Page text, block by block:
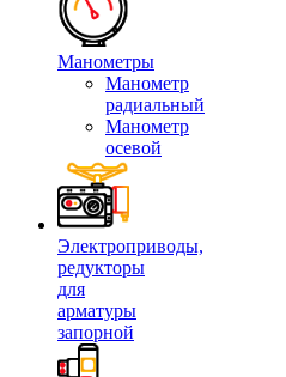
Манометры
Манометр
радиальный
Манометр
осевой
Электроприводы,
редукторы
для
арматуры
запорной